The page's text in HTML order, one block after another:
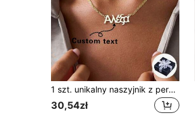
1 szt. unikalny naszyjnik z personalizowanym greckim imieniem, wiele dostępnych stylów, personalizowana biżuteria ze stali nierdzewnej, modny prezent, modna personalizowana biżuteria, modny dodatek, najlepszy prezent dla przyjaciół i rodziny, bez konieczności pozłacania, odpowiedni na Święto Dziękczynienia, złoty, modny, unikalny, prezent dla chłopaka, dziewczyny, taty, rodziny, przyjaciół, odpowiedni na rocznicę, urodziny, zakończenie szkoły, dla chłopców i dziewcząt, nastolatków, uczniów szkół średnich, uczniów liceum, studentów, studentów pierwszego roku, studentów drugiego roku
30,54zł